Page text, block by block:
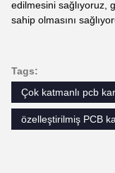
edilmesini sağlıyoruz,
sahip olmasını
Tags:
Çok katmanlı pcb
özelleştirilmiş PCB